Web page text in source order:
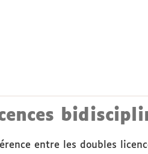
entre les doubles